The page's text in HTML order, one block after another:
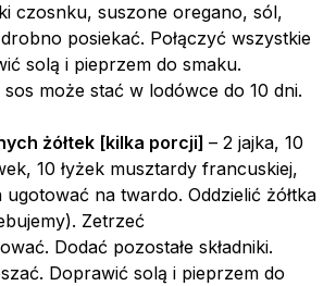
czosnku, suszone oregano, sól,
posiekać. Połączyć wszystkie
solą i pieprzem do smaku.
może stać w lodówce do 10 dni.
żółtek [kilka porcji] – 2 jajka, 10
10 łyżek musztardy francuskiej,
na twardo. Oddzielić żółtka
Zetrzeć
Dodać pozostałe składniki.
Doprawić solą i pieprzem do